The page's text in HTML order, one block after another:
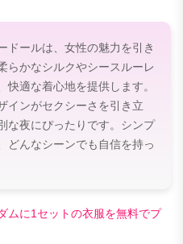
ドールは、女性の魅力を引き
らかなシルクやシースルーレ
適な着心地を提供します。
インがセクシーさを引き立
な夜にぴったりです。シンプ
どんなシーンでも自信を持っ
ムに1セットの衣服を無料でプ